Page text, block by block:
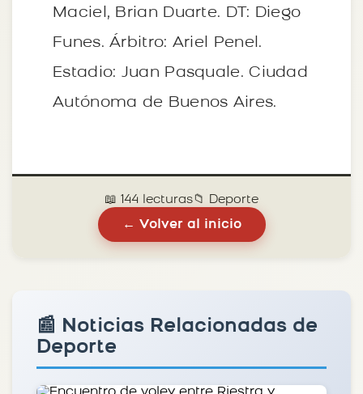
Maciel, Brian Duarte. DT: Diego
Funes. Árbitro: Ariel Penel.
Estadio: Juan Pasquale. Ciudad
Autónoma de Buenos Aires.
📖 144 lecturas📁 Deporte
← Volver al inicio
📰 Noticias Relacionadas de
Deporte